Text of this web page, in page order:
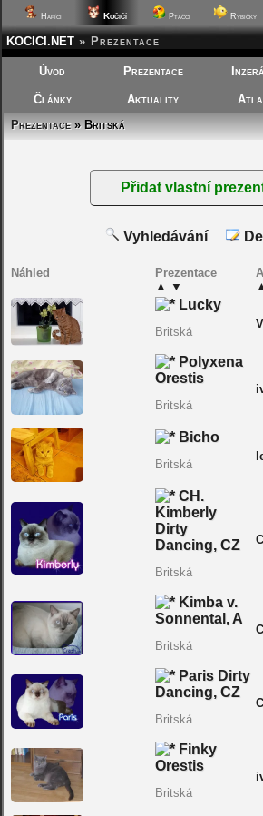
Hafíci Kočičí Ptáčci Rybičky
KOCICI.NET » Prezentace
Úvod Prezentace
Články Aktuality
Prezentace» Britská
Vyhledávání
Náhled
Prezentace
▲ ▼
Lucky
Britská
Polyxena
Orestis
Britská
Bicho
Britská
CH.
Kimberly
Dirty
Dancing, CZ
Britská
Kimba v.
Sonnental, A
Britská
Paris Dirty
Dancing, CZ
Britská
Finky
Orestis
Britská